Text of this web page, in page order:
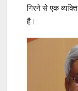
गिरने से एक
है।